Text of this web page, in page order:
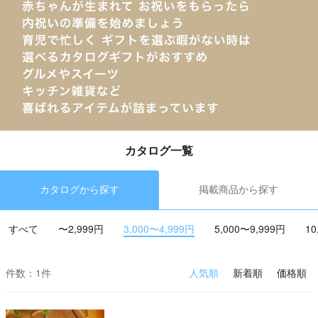
カタログ一覧
カタログから探す 掲載商品から探す
すべて 〜2,999円 3,000〜4,999円 5,000〜9,999円
件数：1件 人気順 新着順 価格順